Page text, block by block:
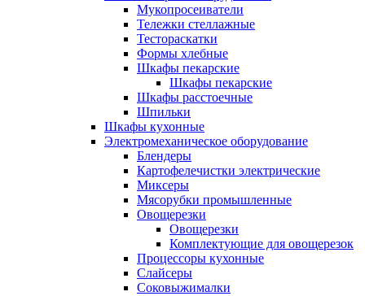
Мукопросеиватели
Тележки стеллажные
Тестораскатки
Формы хлебные
Шкафы пекарские
Шкафы пекарские
Шкафы расстоечные
Шпильки
Шкафы кухонные
Электромеханическое оборудование
Блендеры
Картофелечистки электрические
Миксеры
Мясорубки промышленные
Овощерезки
Овощерезки
Комплектующие для овощерезок
Процессоры кухонные
Слайсеры
Соковыжималки